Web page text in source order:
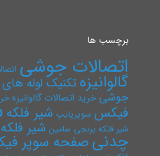
برچسب ها
اتصالات جوشی
گالوانیزهتکنیک لوله
جوشیخرید اتصالات گالوانیزه
فیکس سوپرپایپ شیر فلکه
شیر فلکه برنجی سامین شیر
چدنیصفحه سوپر